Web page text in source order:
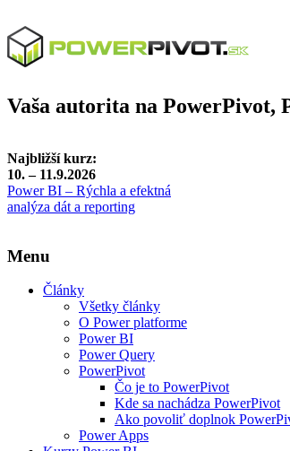
Vaša autorita na PowerPivot,
Najbližší kurz:
10. – 11.9.2026
Power BI – Rýchla a efektná
analýza dát a reporting
Menu
Články
Všetky články
O Power platforme
Power BI
Power Query
PowerPivot
Čo je to PowerPivot
Kde sa nachádza PowerPivot
Ako povoliť doplnok
Power Apps